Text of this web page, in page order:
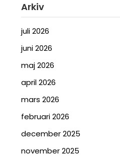
Arkiv
juli 2026
juni 2026
maj 2026
april 2026
mars 2026
februari 2026
december 2025
november 2025